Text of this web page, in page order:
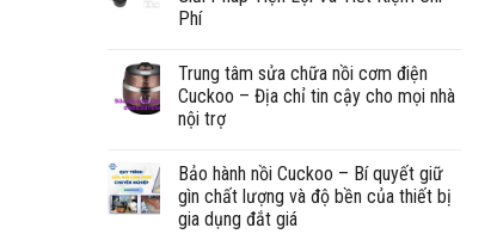
Phí
Trung tâm sửa chữa nồi cơm điện
Cuckoo – Địa chỉ tin cậy cho mọi nhà
nội trợ
Bảo hành nồi Cuckoo – Bí quyết giữ
gìn chất lượng và độ bền của thiết bị
gia dụng đắt giá